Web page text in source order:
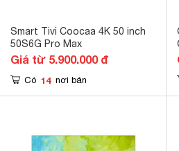
Smart Tivi Coocaa 4K 50 inch
50S6G Pro Max
Giá từ 5.900.000 đ
Có 14 nơi bán